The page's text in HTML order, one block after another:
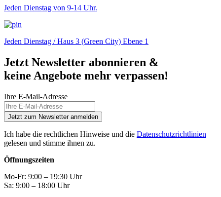
Jeden Dienstag von 9-14 Uhr.
Jeden Dienstag / Haus 3 (Green City) Ebene 1
Jetzt Newsletter abonnieren &
keine Angebote mehr verpassen!
Ihre E-Mail-Adresse
Jetzt zum Newsletter anmelden
Ich habe die rechtlichen Hinweise und die Datenschutzrichtlinien
gelesen und stimme ihnen zu.
Öffnungszeiten
Mo-Fr: 9:00 – 19:30 Uhr
Sa: 9:00 – 18:00 Uhr